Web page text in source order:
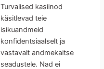
Turvalised kasiinod
käsitlevad teie
isikuandmeid
konfidentsiaalselt ja
vastavalt andmekaitse
seadustele. Nad ei